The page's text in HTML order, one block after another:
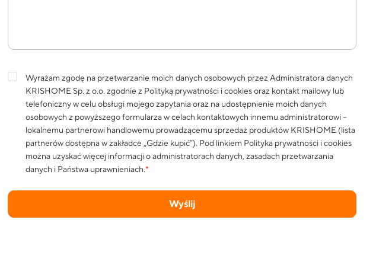
Wyrażam zgodę na przetwarzanie moich danych osobowych przez Administratora danych
KRISHOME Sp. z o.o. zgodnie z Polityką prywatności i cookiesoraz kontakt mailowy lub
telefoniczny w celu obsługi mojego zapytania oraz na udostępnienie moich danych
osobowych z powyższego formularza w celach kontaktowych innemu administratorowi –
lokalnemu partnerowi handlowemu prowadzącemu sprzedaż produktów KRISHOME (lista
partnerów dostępna w zakładce „Gdzie kupić”). Pod linkiem Polityka prywatności i cookies
można uzyskać więcej informacji o administratorach danych, zasadach przetwarzania
danych i Państwa uprawnieniach.*
Wyślij